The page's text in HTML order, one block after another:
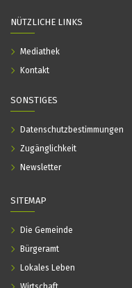
SITEMAP
Die Gemeinde
Bürgeramt
Lokales Leben
NÜTZLICHE LINKS
Mediathek
Kontakt
SONSTIGES
Datenschutzbestimmungen
Zugänglichkeit
Newsletter